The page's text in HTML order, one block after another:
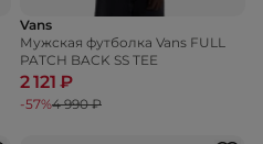
Vans
Мужская футболка Vans FULL
PATCH BACK SS TEE
2 121 ₽
-57%4 990 ₽